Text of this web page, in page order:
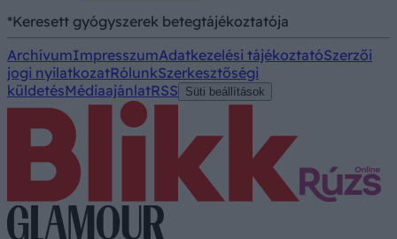
*Keresett gyógyszerek betegtájékoztatója
ArchívumImpresszumAdatkezelési tájékoztatóSzerzői
jogi nyilatkozatRólunkSzerkesztőségi
küldetésMédiaajánlatRSS Süti beállítások